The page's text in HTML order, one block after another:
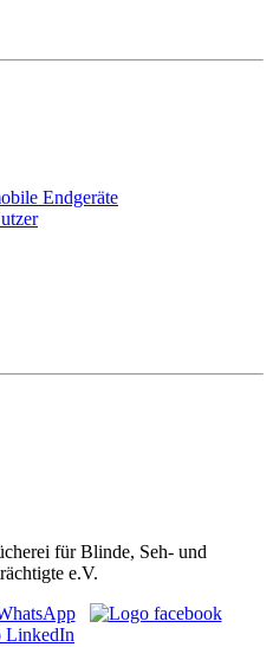
Endgeräte
für Blinde, Seh- und
e.V.